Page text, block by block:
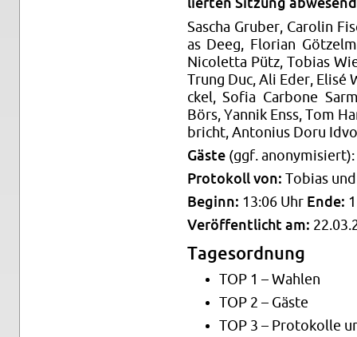
lier­ten Sit­zung
Sa­scha Gru­ber, Ca­ro­lin
as Deeg, Flo­ri­an
Ni­colet­ta Pütz, To­bi­as
Trung Duc, Ali Eder, Elisé
ckel, Sofia Car­bo­ne
Börs, Yan­nik Enss, Tom
bricht, An­to­ni­us Doru
Gäste(ggf.
Pro­to­koll von: To­bi­as
Be­ginn: 13:06 Uhr Ende:
Ver­öf­fent­licht am:
Ta­ges­ord­nung
TOP 1 – Wah­len
TOP 2 – Gäste
TOP 3 – Pro­to­kol­le